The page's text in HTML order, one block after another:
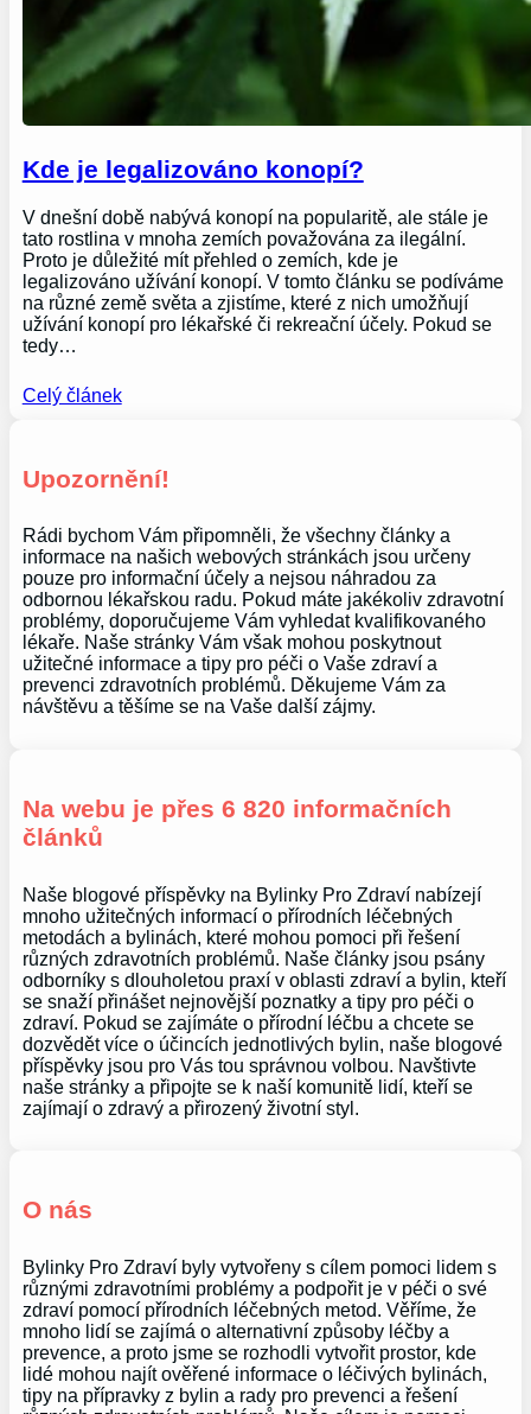
Kde je legalizováno konopí?
V dnešní době nabývá konopí na popularitě, ale stále je
tato rostlina v mnoha zemích považována za ilegální.
Proto je důležité mít přehled o zemích, kde je
legalizováno užívání konopí. V tomto článku se podíváme
na různé země světa a zjistíme, které z nich umožňují
užívání konopí pro lékařské či rekreační účely. Pokud se
tedy…
Celý článek
Upozornění!
Rádi bychom Vám připomněli, že všechny články a
informace na našich webových stránkách jsou určeny
pouze pro informační účely a nejsou náhradou za
odbornou lékařskou radu. Pokud máte jakékoliv zdravotní
problémy, doporučujeme Vám vyhledat kvalifikovaného
lékaře. Naše stránky Vám však mohou poskytnout
užitečné informace a tipy pro péči o Vaše zdraví a
prevenci zdravotních problémů. Děkujeme Vám za
návštěvu a těšíme se na Vaše další zájmy.
Na webu je přes 6 820 informačních
článků
Naše blogové příspěvky na Bylinky Pro Zdraví nabízejí
mnoho užitečných informací o přírodních léčebných
metodách a bylinách, které mohou pomoci při řešení
různých zdravotních problémů. Naše články jsou psány
odborníky s dlouholetou praxí v oblasti zdraví a bylin, kteří
se snaží přinášet nejnovější poznatky a tipy pro péči o
zdraví. Pokud se zajímáte o přírodní léčbu a chcete se
dozvědět více o účincích jednotlivých bylin, naše blogové
příspěvky jsou pro Vás tou správnou volbou. Navštivte
naše stránky a připojte se k naší komunitě lidí, kteří se
zajímají o zdravý a přirozený životní styl.
O nás
Bylinky Pro Zdraví byly vytvořeny s cílem pomoci lidem s
různými zdravotními problémy a podpořit je v péči o své
zdraví pomocí přírodních léčebných metod. Věříme, že
mnoho lidí se zajímá o alternativní způsoby léčby a
prevence, a proto jsme se rozhodli vytvořit prostor, kde
lidé mohou najít ověřené informace o léčivých bylinách,
tipy na přípravky z bylin a rady pro prevenci a řešení